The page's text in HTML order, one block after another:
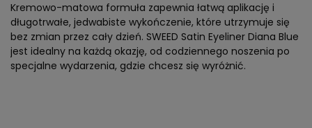
Kremowo-matowa formuła zapewnia łatwą aplikację i
długotrwałe, jedwabiste wykończenie, które utrzymuje się
bez zmian przez cały dzień. SWEED Satin Eyeliner Diana Blue
jest idealny na każdą okazję, od codziennego noszenia po
specjalne wydarzenia, gdzie chcesz się wyróżnić.